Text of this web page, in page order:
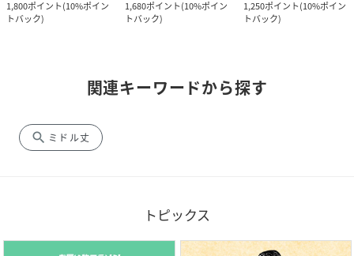
1,800ポイント(10%ポイン
トバック)
1,680ポイント(10%ポイン
トバック)
1,250ポイント(10%ポイン
トバック)
関連キーワードから探す
search ミドル丈
トピックス